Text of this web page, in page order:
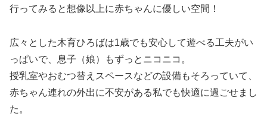
行ってみると想像以上に赤ちゃんに優しい空間！
広々とした木育ひろばは1歳でも安心して遊べる工夫がい
っぱいで、息子（娘）もずっとニコニコ。
授乳室やおむつ替えスペースなどの設備もそろっていて、
赤ちゃん連れの外出に不安がある私でも快適に過ごせまし
た。